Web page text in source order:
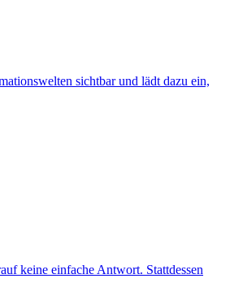
sichtbar und lädt dazu ein,
keine einfache Antwort. Stattdessen